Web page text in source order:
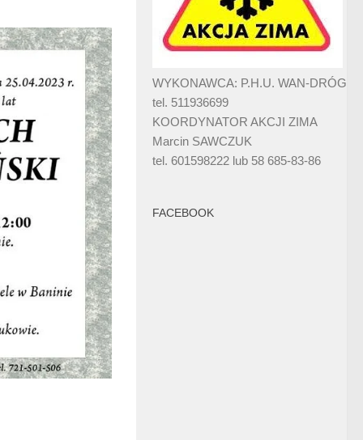
WYKONAWCA: P.H.U. WAN-DRÓG
tel. 511936699
KOORDYNATOR AKCJI ZIMA
Marcin SAWCZUK
tel. 601598222 lub 58 685-83-86
FACEBOOK